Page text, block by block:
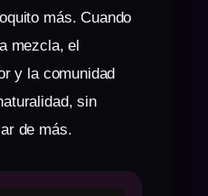
más. Cuando
mezcla, el
y la comunidad
sin
de más.